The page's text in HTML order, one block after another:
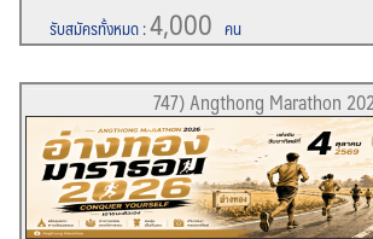
รับสมัครทั้งหมด:4,000 คน
747) Angthong Marathon